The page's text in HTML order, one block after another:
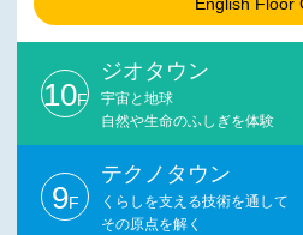
10F
ジオタウン
宇宙と地球
自然や生命のふしぎを体験
9F
テクノタウン
くらしを支える技術を通して
その原点を解く